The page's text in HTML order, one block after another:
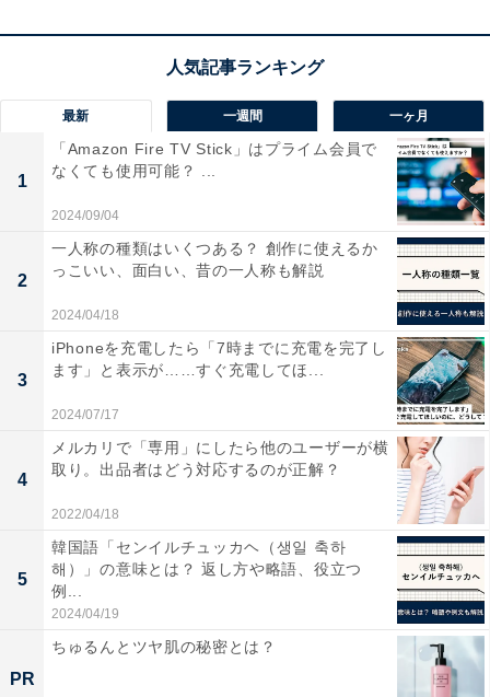
強制終了せざるを得ない場合とは
強制終了させるしかない場合は、長時間さまざまなソフ
トを起動させてパソコンの動作がおかしくなったとき
や、ソフトの不具合等で全く動かなくなってしまうよう
なときなどです。このような状態になり、通常の終了操
作が出来なくなった場合には、最終手段として強制終了
ですが、OSのアップデート中など、裏でさまざまな処理
が行われている場合でも、長時間パソコンが動作しなく
なっているように見えることもあります。アップデート
中に強制終了させるとOSが立ち上がらなくなる場合もあ
るので、このタイミングでの強制終了は避けましょう。
最新 一週間 一ヶ月
1
「Amazon Fire TV Stick」はプライム会員で
なくても使用可能？ ...
2024/09/04
2
一人称の種類はいくつある？ 創作に使えるか
っこいい、面白い、昔の一人称も解説
2024/04/18
3
iPhoneを充電したら「7時までに充電を完了し
ます」と表示が……すぐ充電してほ...
2024/07/17
4
メルカリで「専用」にしたら他のユーザーが横
取り。出品者はどう対応するのが正解？
2022/04/18
5
韓国語「センイルチュッカヘ（생일 축하
해）」の意味とは？ 返し方や略語、役立つ
例...
2024/04/19
PR
ちゅるんとツヤ肌の秘密とは？